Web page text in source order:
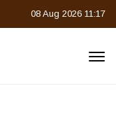
08 Aug 2026 11:17